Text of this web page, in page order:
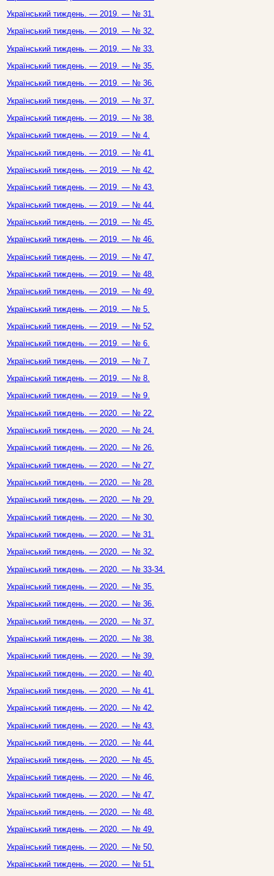
Український тиждень. — 2019. — № 31.
Український тиждень. — 2019. — № 32.
Український тиждень. — 2019. — № 33.
Український тиждень. — 2019. — № 35.
Український тиждень. — 2019. — № 36.
Український тиждень. — 2019. — № 37.
Український тиждень. — 2019. — № 38.
Український тиждень. — 2019. — № 4.
Український тиждень. — 2019. — № 41.
Український тиждень. — 2019. — № 42.
Український тиждень. — 2019. — № 43.
Український тиждень. — 2019. — № 44.
Український тиждень. — 2019. — № 45.
Український тиждень. — 2019. — № 46.
Український тиждень. — 2019. — № 47.
Український тиждень. — 2019. — № 48.
Український тиждень. — 2019. — № 49.
Український тиждень. — 2019. — № 5.
Український тиждень. — 2019. — № 52.
Український тиждень. — 2019. — № 6.
Український тиждень. — 2019. — № 7.
Український тиждень. — 2019. — № 8.
Український тиждень. — 2019. — № 9.
Український тиждень. — 2020. — № 22.
Український тиждень. — 2020. — № 24.
Український тиждень. — 2020. — № 26.
Український тиждень. — 2020. — № 27.
Український тиждень. — 2020. — № 28.
Український тиждень. — 2020. — № 29.
Український тиждень. — 2020. — № 30.
Український тиждень. — 2020. — № 31.
Український тиждень. — 2020. — № 32.
Український тиждень. — 2020. — № 33-34.
Український тиждень. — 2020. — № 35.
Український тиждень. — 2020. — № 36.
Український тиждень. — 2020. — № 37.
Український тиждень. — 2020. — № 38.
Український тиждень. — 2020. — № 39.
Український тиждень. — 2020. — № 40.
Український тиждень. — 2020. — № 41.
Український тиждень. — 2020. — № 42.
Український тиждень. — 2020. — № 43.
Український тиждень. — 2020. — № 44.
Український тиждень. — 2020. — № 45.
Український тиждень. — 2020. — № 46.
Український тиждень. — 2020. — № 47.
Український тиждень. — 2020. — № 48.
Український тиждень. — 2020. — № 49.
Український тиждень. — 2020. — № 50.
Український тиждень. — 2020. — № 51.